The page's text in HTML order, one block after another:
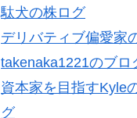
駄犬の株ログ
デリバティブ偏愛家
takenaka1221のブロ
資本家を目指すKyle
グ